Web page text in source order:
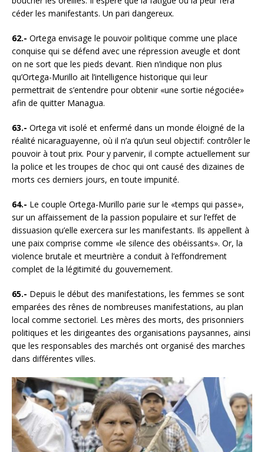
céder les manifestants. Un pari dangereux.
62.- Ortega envisage le pouvoir politique comme une place
conquise qui se défend avec une répression aveugle et dont
on ne sort que les pieds devant. Rien n’indique non plus
qu’Ortega-Murillo ait l’intelligence historique qui leur
permettrait de s’entendre pour obtenir «une sortie négociée»
afin de quitter Managua.
63.- Ortega vit isolé et enfermé dans un monde éloigné de la
réalité nicaraguayenne, où il n’a qu’un seul objectif: contrôler le
pouvoir à tout prix. Pour y parvenir, il compte actuellement sur
la police et les troupes de choc qui ont causé des dizaines de
morts ces derniers jours, en toute impunité.
64.- Le couple Ortega-Murillo parie sur le «temps qui passe»,
sur un affaissement de la passion populaire et sur l’effet de
dissuasion qu’elle exercera sur les manifestants. Ils appellent à
une paix comprise comme «le silence des obéissants». Or, la
violence brutale et meurtrière a conduit à l’effondrement
complet de la légitimité du gouvernement.
65.- Depuis le début des manifestations, les femmes se sont
emparées des rênes de nombreuses manifestations, au plan
local comme sectoriel. Les mères des morts, des prisonniers
politiques et les dirigeantes des organisations paysannes, ainsi
que les responsables des marchés ont organisé des marches
dans différentes villes.